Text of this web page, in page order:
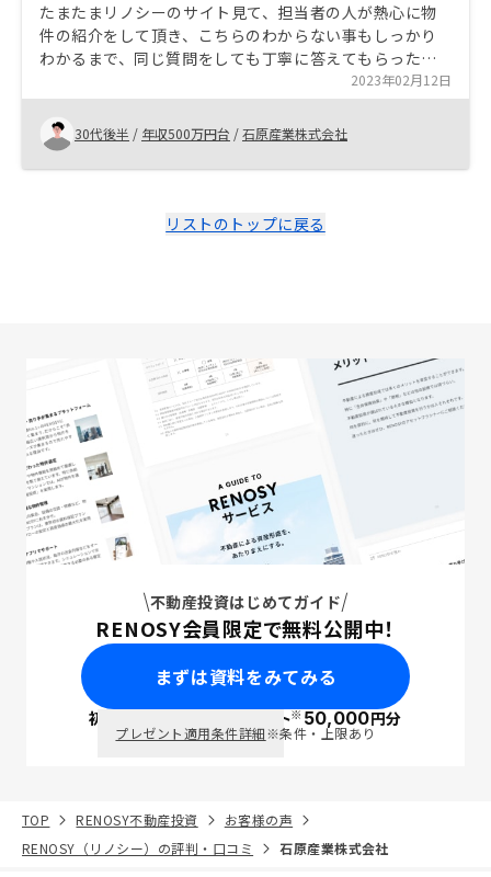
たまたまリノシーのサイト見て、担当者の人が熱心に物
件の紹介をして頂き、こちらのわからない事もしっかり
わかるまで、同じ質問をしても丁寧に答えてもらったの
で、購入しても大丈夫かなと思ったので購入しました。
2023年02月12日
30代後半 / 年収500万円台 /石原産業株式会社
リストのトップに戻る
不動産投資はじめてガイド
RENOSY会員限定で無料公開中！
まずは資料をみてみる
初回面談で ポイント※50,000円分
プレゼント適用条件詳細※条件・上限あり
TOP RENOSY不動産投資
お客様の声
RENOSY（リノシー）の評判・口コミ
石原産業株式会社